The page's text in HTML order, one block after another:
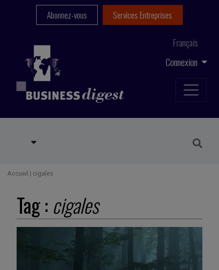
Connexion
Français
Abonnez-vous Services Entreprises
Accueil | cigales
Tag : cigales